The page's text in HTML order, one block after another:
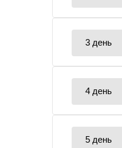
3 день
4 день
5 день